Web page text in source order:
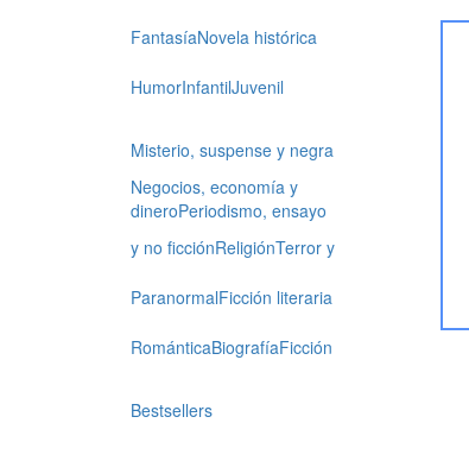
FantasíaNovela histórica
HumorInfantilJuvenil
Misterio, suspense y negra
Negocios, economía y
dineroPeriodismo, ensayo
y no ficciónReligiónTerror y
ParanormalFicción literaria
RománticaBiografíaFicción
Bestsellers